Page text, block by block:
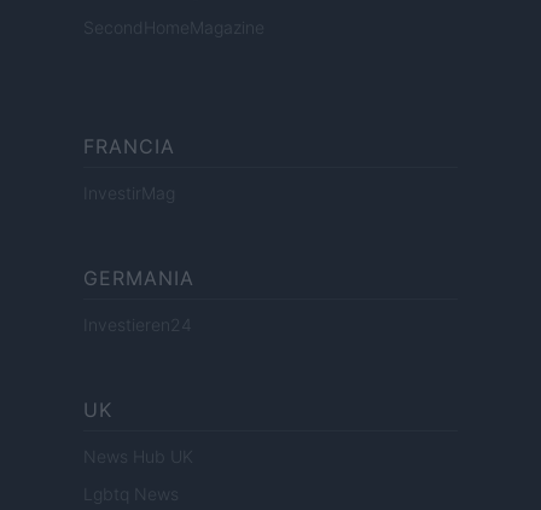
SecondHomeMagazine
FRANCIA
InvestirMag
GERMANIA
Investieren24
UK
News Hub UK
Lgbtq News